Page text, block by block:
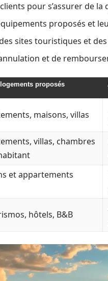
pour s’assurer de la
proposés et
sites touristiques et
et de
proposés
maisons, villas
villas, chambres
et appartements
hôtels, B&B